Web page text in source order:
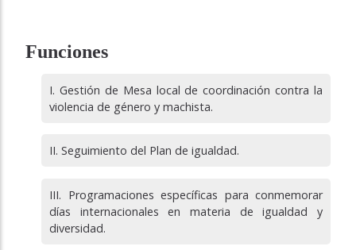
Funciones
Gestión de Mesa local de coordinación contra la
violencia de género y machista.
Seguimiento del Plan de igualdad.
Programaciones específicas para conmemorar
días internacionales en materia de igualdad y
diversidad.